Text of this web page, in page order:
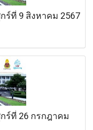
ร์ที่ 9 สิงหาคม 2567
ร์ที่ 26 กรกฎาคม